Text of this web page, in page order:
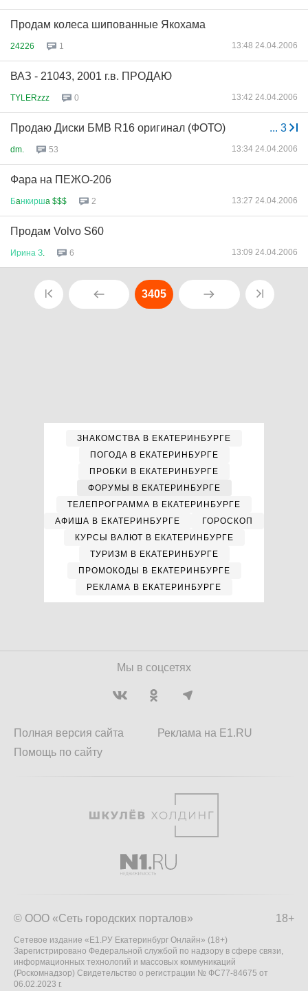
Продам колеса шипованные Якохама
24226 1 13:48 24.04.2006
ВАЗ - 21043, 2001 г.в. ПРОДАЮ
TYLERzzz 0 13:42 24.04.2006
... 3
Продаю Диски БМВ R16 оригинал (ФОТО)
dm. 53 13:34 24.04.2006
Фара на ПЕЖО-206
Бaнкиршa $$$ 2 13:27 24.04.2006
Продам Volvo S60
Ирина З 6 13:09 24.04.2006
3405
ЗНАКОМСТВА В ЕКАТЕРИНБУРГЕ
ПОГОДА В ЕКАТЕРИНБУРГЕ
ПРОБКИ В ЕКАТЕРИНБУРГЕ
ФОРУМЫ В ЕКАТЕРИНБУРГЕ
ТЕЛЕПРОГРАММА В ЕКАТЕРИНБУРГЕ
АФИША В ЕКАТЕРИНБУРГЕ
ГОРОСКОП
КУРСЫ ВАЛЮТ В ЕКАТЕРИНБУРГЕ
ТУРИЗМ В ЕКАТЕРИНБУРГЕ
ПРОМОКОДЫ В ЕКАТЕРИНБУРГЕ
РЕКЛАМА В ЕКАТЕРИНБУРГЕ
Мы в соцсетях
Полная версия сайта
Помощь по сайту
Реклама на E1.RU
18+
© ООО «Сеть городских порталов»
Сетевое издание «Е1.РУ Екатеринбург Онлайн» (18+)
Зарегистрировано Федеральной службой по надзору в сфере связи,
информационных технологий и массовых коммуникаций
(Роскомнадзор) Свидетельство о регистрации № ФС77-84675 от
06.02.2023 г.